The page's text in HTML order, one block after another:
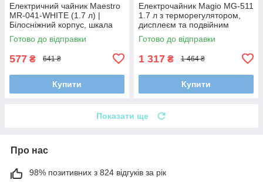
Електричний чайник Maestro
MR-041-WHITE (1.7 л) |
Білосніжний корпус, шкала
рівня води та прихований
нагрівач (2000 Вт)
Готово до відправки
577 ₴ 641 ₴
Купити
Електрочайник Magio MG-511
1.7 л з терморегулятором,
дисплеєм та подвійним
корпусом (ефект термоса)
Готово до відправки
1 317 ₴ 1 464 ₴
Купити
Показати ще
Про нас
98% позитивних з 824 відгуків за рік